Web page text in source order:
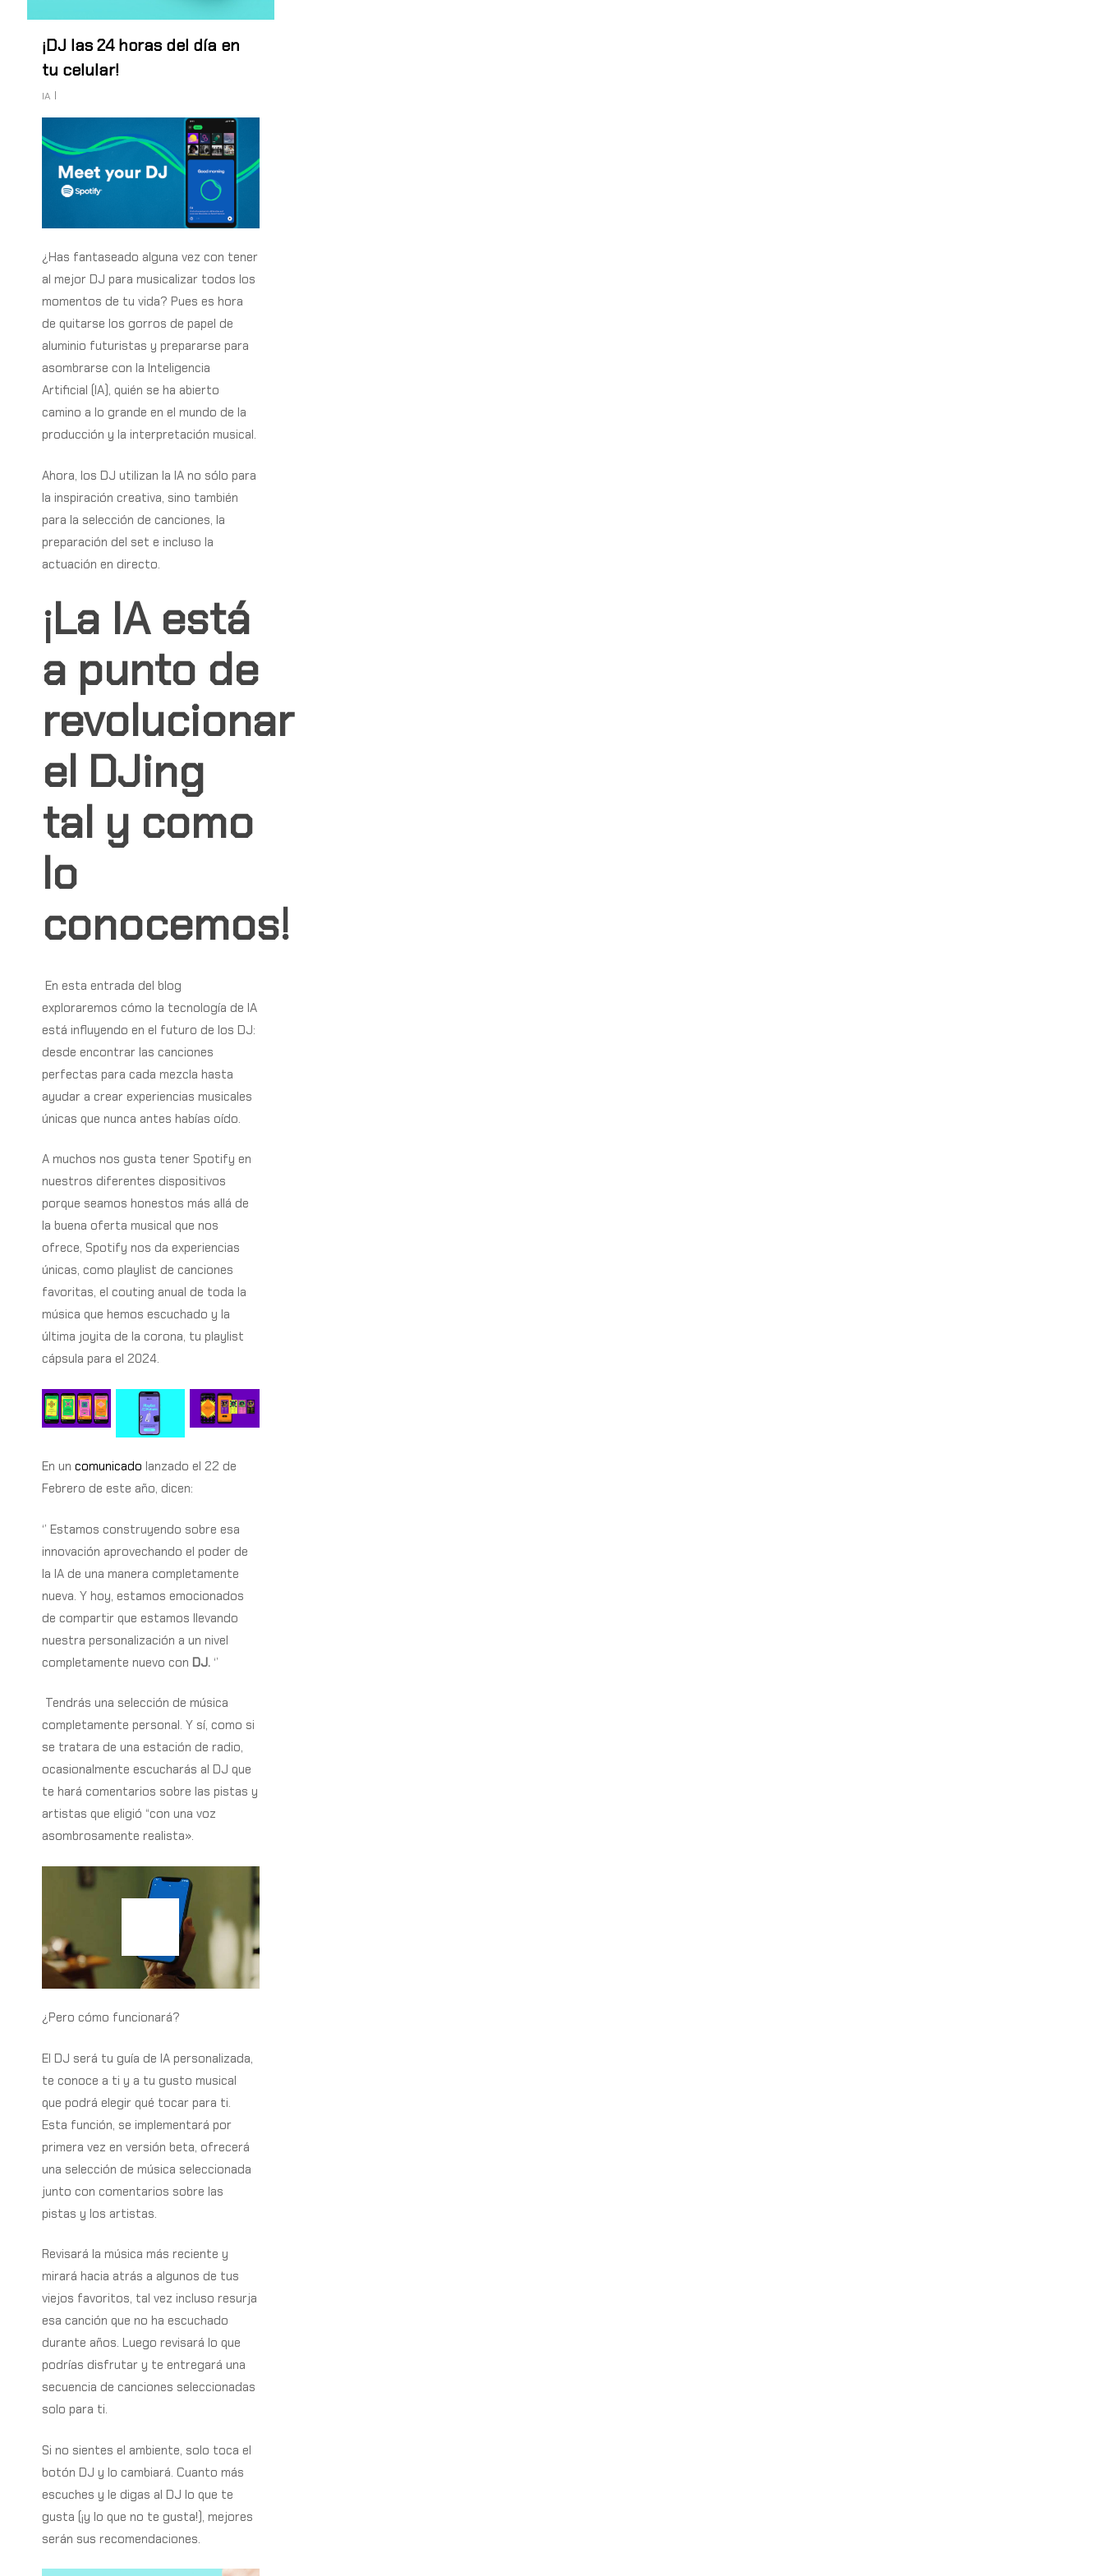
Hit enter to search or ESC to close
¡DJ las 24 horas del día en
tu celular!
IA
¿Has fantaseado alguna vez con tener
al mejor DJ para musicalizar todos los
momentos de tu vida? Pues es hora
de quitarse los gorros de papel de
aluminio futuristas y prepararse para
asombrarse con la Inteligencia
Artificial (IA), quién se ha abierto
camino a lo grande en el mundo de la
producción y la interpretación musical.
Ahora, los DJ utilizan la IA no sólo para
la inspiración creativa, sino también
para la selección de canciones, la
preparación del set e incluso la
actuación en directo.
¡La IA está
a punto de
revolucionar
el DJing
tal y como
lo
conocemos!
En esta entrada del blog
exploraremos cómo la tecnología de IA
está influyendo en el futuro de los DJ:
desde encontrar las canciones
perfectas para cada mezcla hasta
ayudar a crear experiencias musicales
únicas que nunca antes habías oído.
A muchos nos gusta tener Spotify en
nuestros diferentes dispositivos
porque seamos honestos más allá de
la buena oferta musical que nos
ofrece, Spotify nos da experiencias
únicas, como playlist de canciones
favoritas, el couting anual de toda la
música que hemos escuchado y la
última joyita de la corona, tu playlist
cápsula para el 2024.
En un comunicado lanzado el 22 de
Febrero de este año, dicen:
‘’ Estamos construyendo sobre esa
innovación aprovechando el poder de
la IA de una manera completamente
nueva. Y hoy, estamos emocionados
de compartir que estamos llevando
nuestra personalización a un nivel
completamente nuevo con DJ. ‘’
Tendrás una selección de música
completamente personal. Y sí, como si
se tratara de una estación de radio,
ocasionalmente escucharás al DJ que
te hará comentarios sobre las pistas y
artistas que eligió “con una voz
asombrosamente realista».
Play Video
¿Pero cómo funcionará?
El DJ será tu guía de IA personalizada,
te conoce a ti y a tu gusto musical
que podrá elegir qué tocar para ti.
Esta función, se implementará por
primera vez en versión beta, ofrecerá
una selección de música seleccionada
junto con comentarios sobre las
pistas y los artistas.
Revisará la música más reciente y
mirará hacia atrás a algunos de tus
viejos favoritos, tal vez incluso resurja
esa canción que no ha escuchado
durante años. Luego revisará lo que
podrías disfrutar y te entregará una
secuencia de canciones seleccionadas
solo para ti.
Si no sientes el ambiente, solo toca el
botón DJ y lo cambiará. Cuanto más
escuches y le digas al DJ lo que te
gusta (¡y lo que no te gusta!), mejores
serán sus recomendaciones.